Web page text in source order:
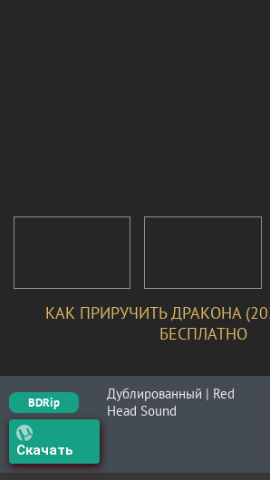
КАК ПРИРУЧИТЬ ДРАКОНА
БЕСПЛАТНО
BDRip
Дублированный | Red
Head Sound
Скачать